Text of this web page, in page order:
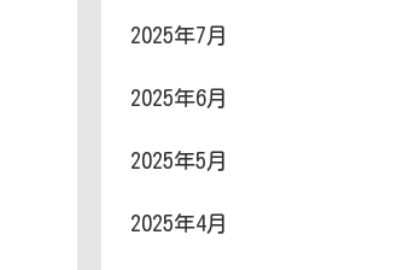
2025年7月
2025年6月
2025年5月
2025年4月